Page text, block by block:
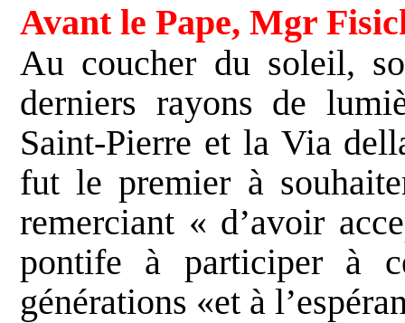
Avant le Pape, Mgr
Au coucher du soleil,
derniers rayons de
Saint-Pierre et la Via
fut le premier à
remerciant « d’avoir
pontife à participer à
générations «et à